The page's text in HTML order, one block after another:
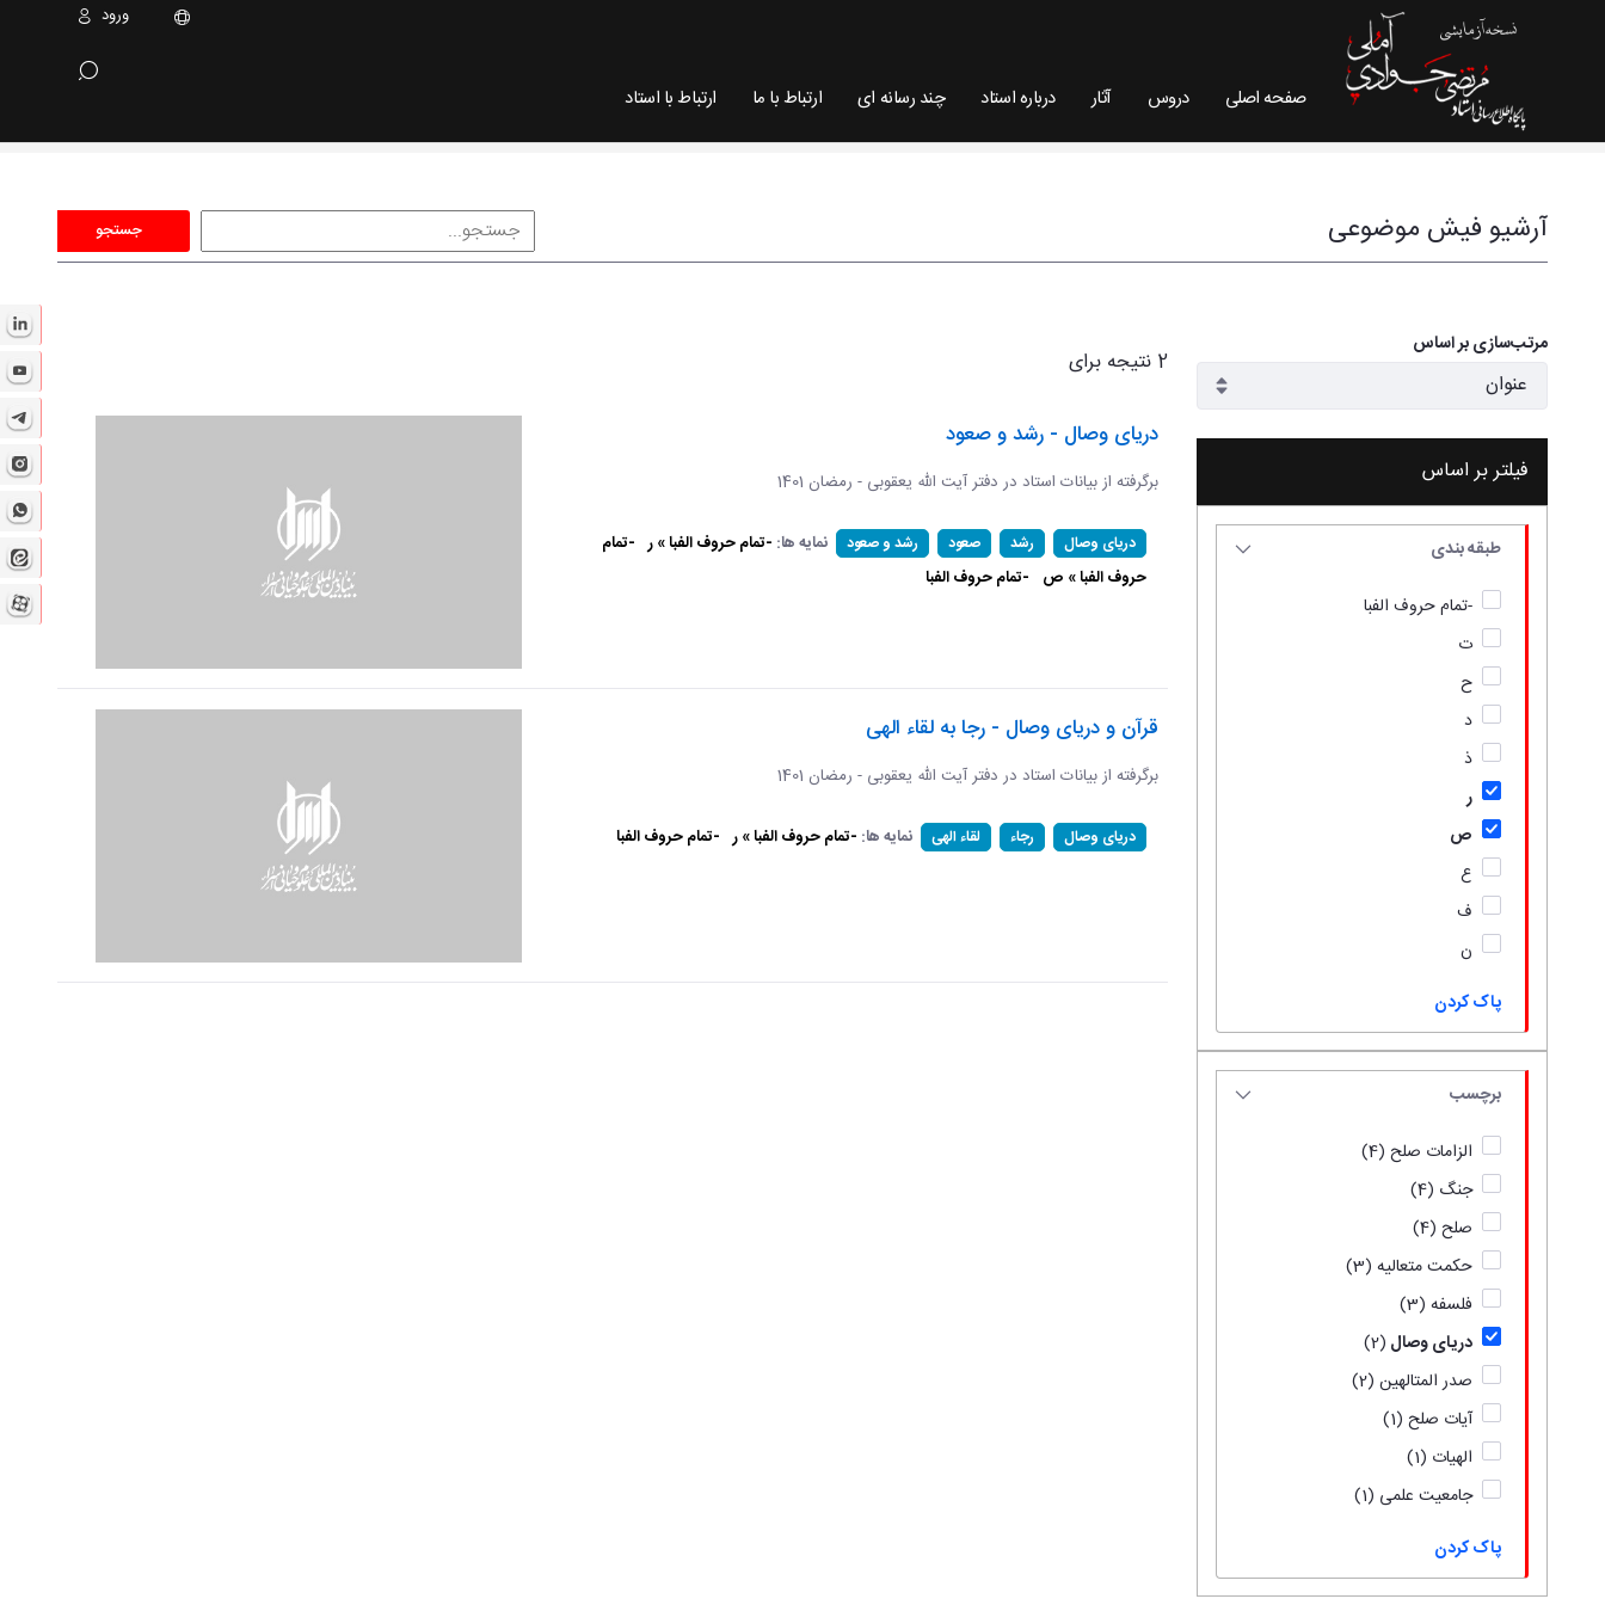
ورود
صفحه اصلی دروس آثار درباره استاد چند رسانه ای ارتباط با ما ارتباط با استاد
آرشیو فیش موضوعی
جستجو
مرتب‌سازی بر اساس
فیلتر بر اساس
طبقه بندی
-تمام حروف الفبا
ت
ح
د
ذ
ر
ص
ع
ف
ن
پاک کردن
برچسب
الزامات صلح (4)
جنگ (4)
صلح (4)
حکمت متعالیه (3)
فلسفه (3)
دریای وصال (2)
صدر المتالهین (2)
آیات صلح (1)
الهیات (1)
جامعیت علمی (1)
پاک کردن
2 نتیجه برای
دریای وصال - رشد و صعود
برگرفته از بیانات استاد در دفتر آیت الله یعقوبی - رمضان 1401
دریای وصال رشد صعود رشد و صعود نمایه ها: -تمام حروف الفبا » ر -تمام
حروف الفبا » ص -تمام حروف الفبا
قرآن و دریای وصال - رجا به لقاء الهی
برگرفته از بیانات استاد در دفتر آیت الله یعقوبی - رمضان 1401
دریای وصال رجاء لقاء الهی نمایه ها: -تمام حروف الفبا » ر -تمام حروف الفبا